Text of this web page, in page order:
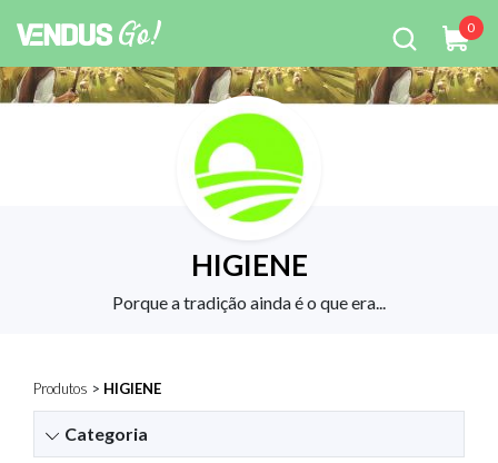
0
HIGIENE
Porque a tradição ainda é o que era...
Produtos > HIGIENE
Categoria